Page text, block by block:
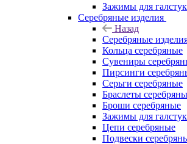
Зажимы для
Серебряные изделия
Назад
Серебряные
Кольца серебряные
Сувениры
Пирсинги
Серьги серебряные
Браслеты
Броши серебряные
Зажимы для
Цепи серебряные
Подвески